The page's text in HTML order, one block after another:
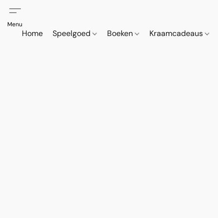
Home Speelgoed Boeken Kraamcadeaus